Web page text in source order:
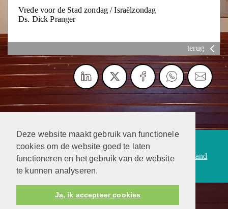
Deze website maakt gebruik van functionele
cookies om de website goed te laten
functioneren en het gebruik van de website
te kunnen analyseren.
Ja, ik accepteer cookies
Vrede voor de Stad zondag / Israëlzondag
Ds. Dick Pranger
terug
Protestantsekerk.net is een samenwerking tussen de
dienstenorganisatie van deProtestantse Kerk in Nederland
enHuman Content Mediaproducties B.V.